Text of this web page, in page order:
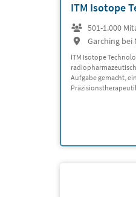
ITM Isotope
501-1.000
Garching bei
ITM Isotope
Aufgabe gemacht,